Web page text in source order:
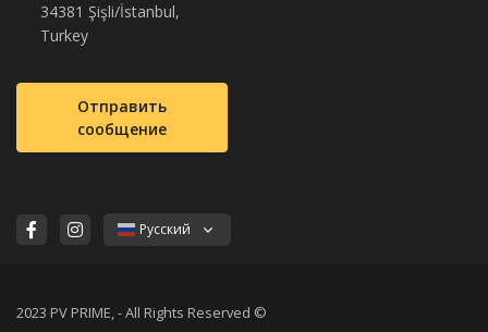
34381 Şişli/İstanbul,
Turkey
Отправить
сообщение
Русский
2023 PV PRIME, - All Rights Reserved ©